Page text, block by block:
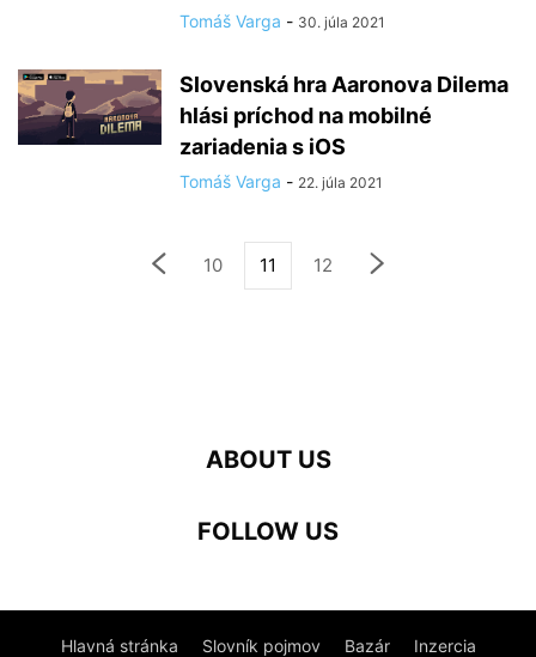
Tomáš Varga - 30. júla 2021
Slovenská hra Aaronova Dilema
hlási príchod na mobilné
zariadenia s iOS
Tomáš Varga - 22. júla 2021
10 11 12
ABOUT US
FOLLOW US
Hlavná stránka Slovník pojmov Bazár Inzercia